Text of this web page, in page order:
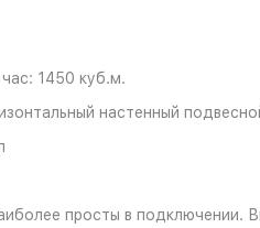
1450 куб.м.
настенный
просты в подключении.